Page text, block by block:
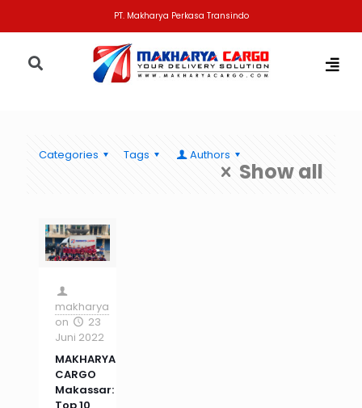
PT. Makharya Perkasa Transindo
Categories Tags Authors
Show all
makharya
on
23
Juni 2022
MAKHARYA
CARGO
Makassar:
Top 10